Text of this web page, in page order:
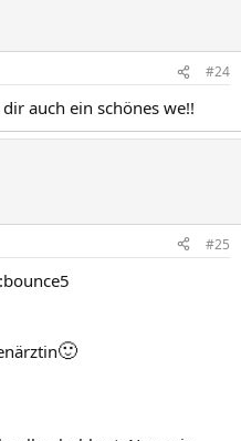
#24
auch ein schönes we!!
#25
🙂